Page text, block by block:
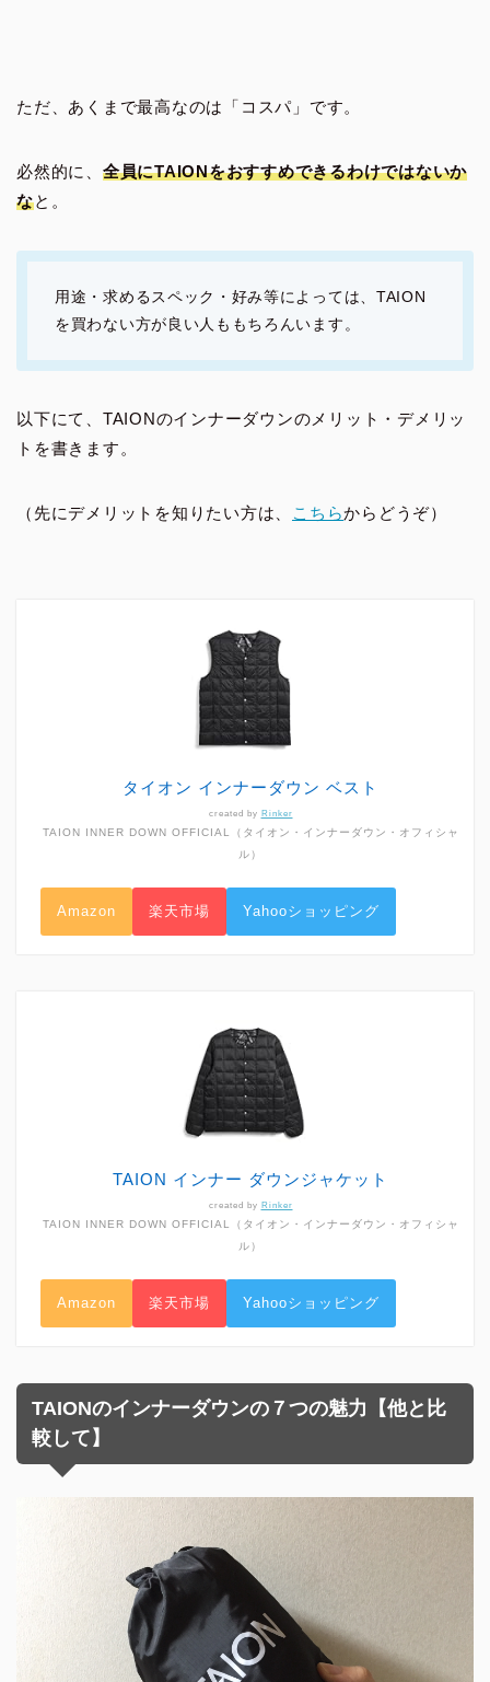
ただ、あくまで最高なのは「コスパ」です。
必然的に、 全員にTAIONをおすすめできるわけではないか
なと。
用途・求めるスペック・好み等によっては、TAION
を買わない方が良い人ももちろんいます。
以下にて、TAIONのインナーダウンのメリット・デメリッ
トを書きます。
（先にデメリットを知りたい方は、 こちらからどうぞ）
タイオン インナーダウン ベスト
created by Rinker
TAION INNER DOWN OFFICIAL（タイオン・インナーダウン・オフィシャ
ル）
Amazon 楽天市場 Yahooショッピング
TAION インナー ダウンジャケット
created by Rinker
TAION INNER DOWN OFFICIAL（タイオン・インナーダウン・オフィシャ
ル）
Amazon 楽天市場 Yahooショッピング
TAIONのインナーダウンの７つの魅力【他と比
較して】